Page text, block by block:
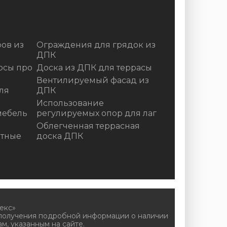
из
про
Ограждения для грядок из
ДПК
Доска из ДПК для террасы
Вентилируемый фасад из
ДПК
Использование
регулируемых опор для лаг
Облегченная террасная
доска ДПК
подробной информации о наличии
указанным на сайте.